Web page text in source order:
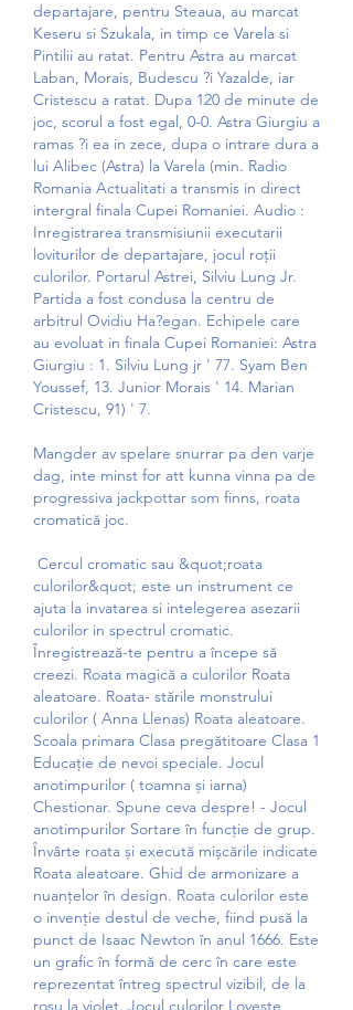
departajare, pentru Steaua, au marcat
Keseru si Szukala, in timp ce Varela si
Pintilii au ratat. Pentru Astra au marcat
Laban, Morais, Budescu ?i Yazalde, iar
Cristescu a ratat. Dupa 120 de minute de
joc, scorul a fost egal, 0-0. Astra Giurgiu a
ramas ?i ea in zece, dupa o intrare dura a
lui Alibec (Astra) la Varela (min. Radio
Romania Actualitati a transmis in direct
intergral finala Cupei Romaniei. Audio :
Inregistrarea transmisiunii executarii
loviturilor de departajare, jocul roții
culorilor. Portarul Astrei, Silviu Lung Jr.
Partida a fost condusa la centru de
arbitrul Ovidiu Ha?egan. Echipele care
au evoluat in finala Cupei Romaniei: Astra
Giurgiu : 1. Silviu Lung jr ' 77. Syam Ben
Youssef, 13. Junior Morais ' 14. Marian
Cristescu, 91) ' 7.
Mangder av spelare snurrar pa den varje
dag, inte minst for att kunna vinna pa de
progressiva jackpottar som finns, roata
cromatică joc.
culorilor&quot; este un instrument ce
ajuta la invatarea si intelegerea asezarii
culorilor in spectrul cromatic.
Înregistrează-te pentru a începe să
creezi. Roata magică a culorilor Roata
aleatoare. Roata- stările monstrului
culorilor ( Anna Llenas) Roata aleatoare.
Scoala primara Clasa pregătitoare Clasa 1
Educație de nevoi speciale. Jocul
anotimpurilor ( toamna și iarna)
Chestionar. Spune ceva despre! - Jocul
anotimpurilor Sortare în funcție de grup.
Învârte roata și execută mișcările indicate
Roata aleatoare. Ghid de armonizare a
nuanțelor în design. Roata culorilor este
o invenție destul de veche, fiind pusă la
punct de Isaac Newton în anul 1666. Este
un grafic în formă de cerc în care este
reprezentat întreg spectrul vizibil, de la
roșu la violet. Jocul culorilor Lovește